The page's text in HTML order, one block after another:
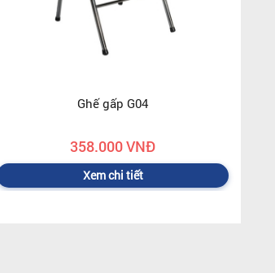
Ghế gấp G04
358.000 VNĐ
Xem chi tiết